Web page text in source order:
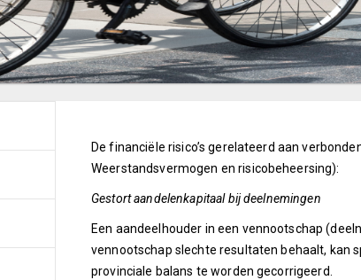
De financiële risico’s gerelateerd aan
Weerstandsvermogen en risicobeheersing):
Gestort aandelenkapitaal bij deelnemingen
Een aandeelhouder in een vennootschap
vennootschap slechte resultaten behaalt, kan
provinciale balans te worden gecorrigeerd.